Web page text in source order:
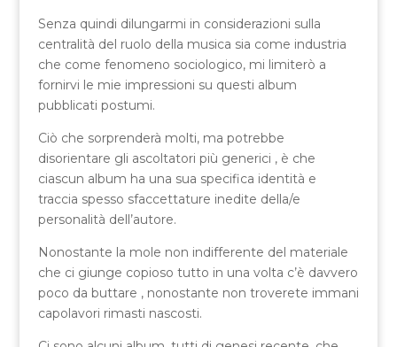
Senza quindi dilungarmi in considerazioni sulla
centralità del ruolo della musica sia come industria
che come fenomeno sociologico, mi limiterò a
fornirvi le mie impressioni su questi album
pubblicati postumi.
Ciò che sorprenderà molti, ma potrebbe
disorientare gli ascoltatori più generici , è che
ciascun album ha una sua specifica identità e
traccia spesso sfaccettature inedite della/e
personalità dell’autore.
Nonostante la mole non indifferente del materiale
che ci giunge copioso tutto in una volta c’è davvero
poco da buttare , nonostante non troverete immani
capolavori rimasti nascosti.